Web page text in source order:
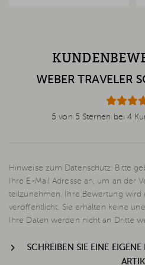
WEBER TRAVELER
5 von 5 Sternen bei 4
Hinweise zum Datenschutz: Bitte
Ihre E-Mail Adresse an, um an der
teilzunehmen. Ihre Bewertung
veröffentlicht. Sie erhalten keine
Ihre Daten werden nicht an Dritte
SCHREIBEN SIE EINE